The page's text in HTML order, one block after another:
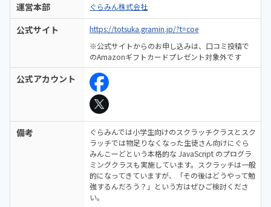
運営本部 ぐらみん株式会社
公式サイト
https://totsuka.gramin.jp/?t=coe
※公式サイトからのお申し込みは、口コミ投稿で
のAmazonギフトカードプレゼント対象外です
公式アカウント
備考
ぐらみんでは小学生向けのスクラッチクラスとスク
ラッチでは物足りなくなった生徒さん向けにぐら
みんこーどという本格的な JavaScript のプログラ
ミングクラスも実施しています。スクラッチは一般
的になってきていますが、「その後はどうやって勉
強するんだろう？」という方はぜひご検討くださ
い。